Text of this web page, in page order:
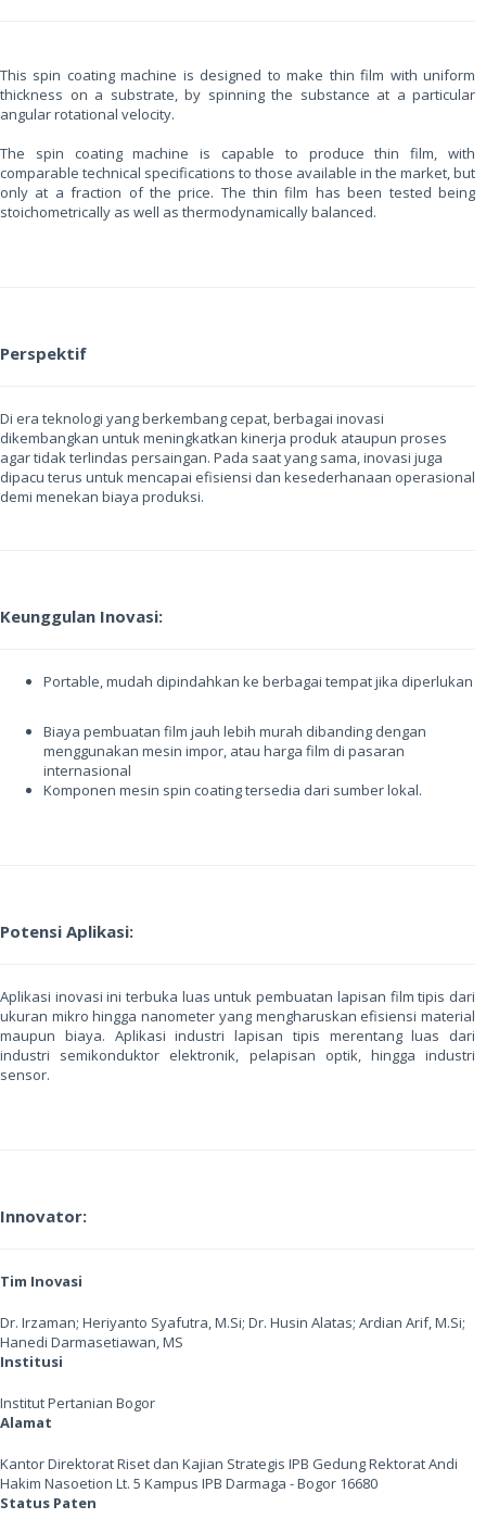
This spin coating machine is designed to make thin film with uniform
thickness on a substrate, by spinning the substance at a particular
angular rotational velocity.
The spin coating machine is capable to produce thin film, with
comparable technical specifications to those available in the market, but
only at a fraction of the price. The thin film has been tested being
stoichometrically as well as thermodynamically balanced.
Perspektif
Di era teknologi yang berkembang cepat, berbagai inovasi
dikembangkan untuk meningkatkan kinerja produk ataupun proses
agar tidak terlindas persaingan. Pada saat yang sama, inovasi juga
dipacu terus untuk mencapai efisiensi dan kesederhanaan operasional
demi menekan biaya produksi.
Keunggulan Inovasi:
Portable, mudah dipindahkan ke berbagai tempat jika diperlukan
Biaya pembuatan film jauh lebih murah dibanding dengan
menggunakan mesin impor, atau harga film di pasaran
internasional
Komponen mesin spin coating tersedia dari sumber lokal.
Potensi Aplikasi:
Aplikasi inovasi ini terbuka luas untuk pembuatan lapisan film tipis dari
ukuran mikro hingga nanometer yang mengharuskan efisiensi material
maupun biaya. Aplikasi industri lapisan tipis merentang luas dari
industri semikonduktor elektronik, pelapisan optik, hingga industri
sensor.
Innovator:
Tim Inovasi
Dr. Irzaman; Heriyanto Syafutra, M.Si; Dr. Husin Alatas; Ardian Arif, M.Si;
Hanedi Darmasetiawan, MS
Institusi
Institut Pertanian Bogor
Alamat
Kantor Direktorat Riset dan Kajian Strategis IPB Gedung Rektorat Andi
Hakim Nasoetion Lt. 5 Kampus IPB Darmaga - Bogor 16680
Status Paten